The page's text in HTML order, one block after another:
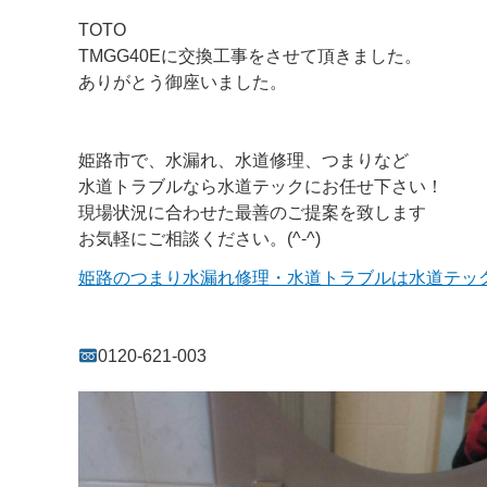
TOTO
TMGG40Eに交換工事をさせて頂きました。
ありがとう御座いました。
姫路市で、水漏れ、水道修理、つまりなど
水道トラブルなら水道テックにお任せ下さい！
現場状況に合わせた最善のご提案を致します
お気軽にご相談ください。(^-^)
姫路のつまり水漏れ修理・水道トラブルは水道テッ
0120-621-003